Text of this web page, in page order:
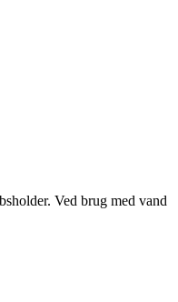
Ved brug med vand